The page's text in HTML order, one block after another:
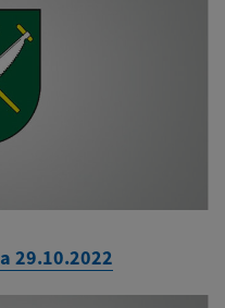
29.10.2022